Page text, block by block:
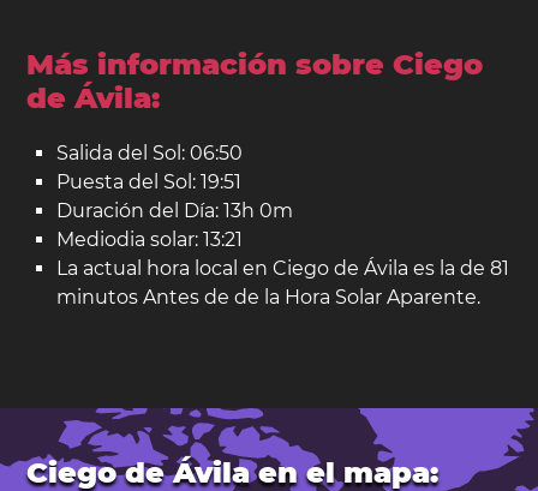
Más información sobre Ciego
de Ávila:
Salida del Sol: 06:50
Puesta del Sol: 19:51
Duración del Día: 13h 0m
Mediodia solar: 13:21
La actual hora local en Ciego de Ávila es la de 81
minutos Antes de de la Hora Solar Aparente.
Ciego de Ávila en el mapa: